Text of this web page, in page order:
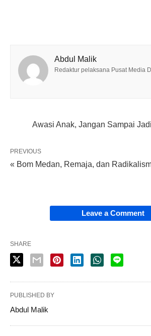
Abdul Malik
Redaktur pelaksana Pusat Media
Awasi Anak, Jangan Sampai
PREVIOUS
« Bom Medan, Remaja, dan
Leave a Comment
SHARE
PUBLISHED BY
Abdul Malik